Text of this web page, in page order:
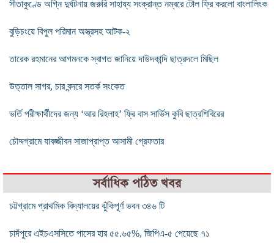
সীতাকুণ্ডে অগ্নি দুর্ঘটনায় জরুরি সাহায্য সংক্রান্ত নম্বরে টোল ফ্রি করলো বাংলালিংক
বুড়িচংয়ে বিপুল পরিমান অস্ত্রসহ আটক-২
তারেক রহমানের আগমনকে স্বাগত জানিয়ে দাউদকান্দি ছাত্রদলে মিছিল
উত্তাল সাগর, চার বন্দরে সতর্ক সংকেত
ভর্তি পরীক্ষার্থীদের জন্য ‘আর রিহলাহ’ ফ্রি বাস সার্ভিস কুবি ছাত্রশিবিরের
চৌদ্দগ্রামে যাবজ্জীবন সাজাপ্রাপ্ত আসামী গ্রেফতার
সর্বাধিক পঠিত খবর
চট্টগ্রামে প্রাথমিক বিদ্যালয়ের ঝুঁকিপূর্ণ ভবন ৩৪৬ টি
চাদঁপুরে এইচএসসিতে পাসের হার ৫৫.৬৫%, জিপিএ-৫ পেয়েছে ৭১